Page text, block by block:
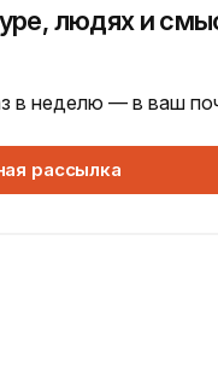
людях и
в неделю — в ваш
рассылка